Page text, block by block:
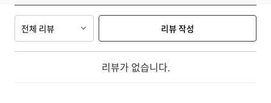
전체 리뷰 리뷰 작성
리뷰가 없습니다.